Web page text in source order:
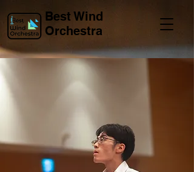
Best Wind
Orchestra